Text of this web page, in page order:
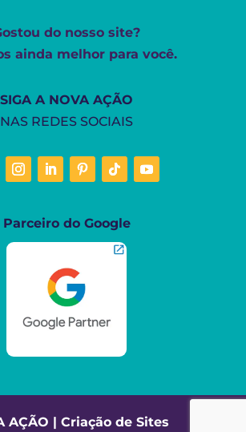
do nosso site?
ainda melhor para você.
SIGA A NOVA AÇÃO
NAS REDES SOCIAIS
Parceiro do Google
AÇÃO | Criação de Sites